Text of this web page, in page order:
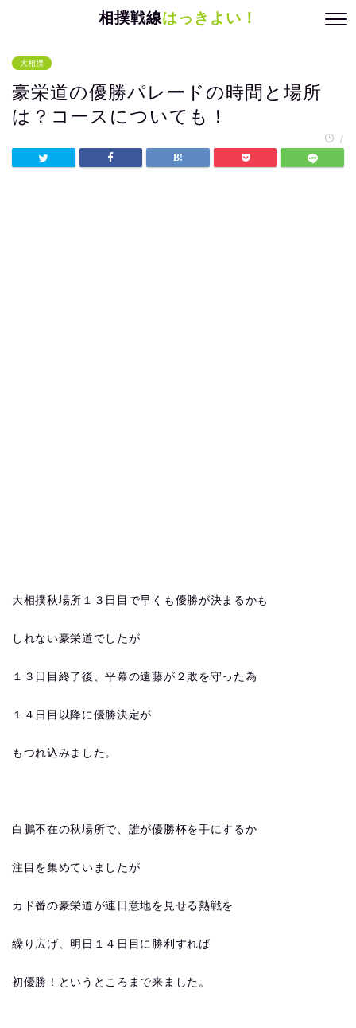
相撲戦線はっきよい！
大相撲
豪栄道の優勝パレードの時間と場所
は？コースについても！
/
大相撲秋場所１３日目で早くも優勝が決まるかも
しれない豪栄道でしたが
１３日目終了後、平幕の遠藤が２敗を守った為
１４日目以降に優勝決定が
もつれ込みました。
白鵬不在の秋場所で、誰が優勝杯を手にするか
注目を集めていましたが
カド番の豪栄道が連日意地を見せる熱戦を
繰り広げ、明日１４日目に勝利すれば
初優勝！というところまで来ました。